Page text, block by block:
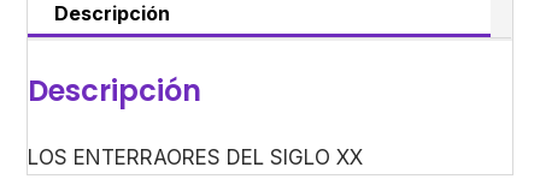
Descripción
Descripción
LOS ENTERRAORES DEL SIGLO XX